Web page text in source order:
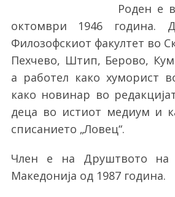
Роден е
октомври 1946 година.
Филозофскиот факултет во
Пехчево, Штип, Берово,
а работел како хуморист
како новинар во
деца во истиот медиум и
списанието „Ловец“.
Член е на Друштвото на
Македонија од 1987 година.